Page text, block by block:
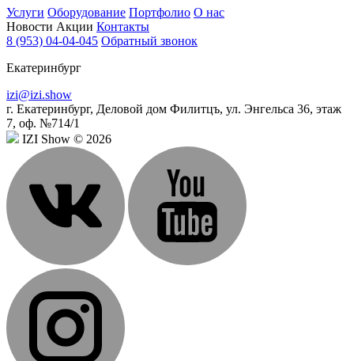
Услуги Оборудование Портфолио О нас
Новости Акции Контакты
8 (953) 04-04-045 Обратный звонок
Екатеринбург
izi@izi.show
г. Екатеринбург, Деловой дом Филитцъ, ул. Энгельса 36, этаж
7, оф. №714/1
IZI Show © 2026